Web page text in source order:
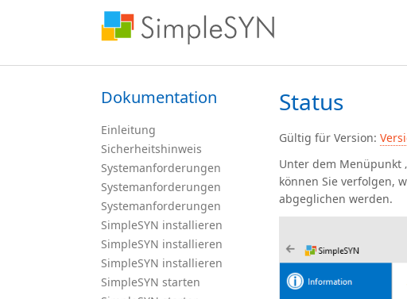
Dokumentation
Einleitung
Sicherheitshinweis
Systemanforderungen
Systemanforderungen
Systemanforderungen
SimpleSYN installieren
SimpleSYN installieren
SimpleSYN installieren
SimpleSYN starten
Status
Gültig für Version:
Unter dem Menüpunkt
können Sie verfolgen,
abgeglichen werden.